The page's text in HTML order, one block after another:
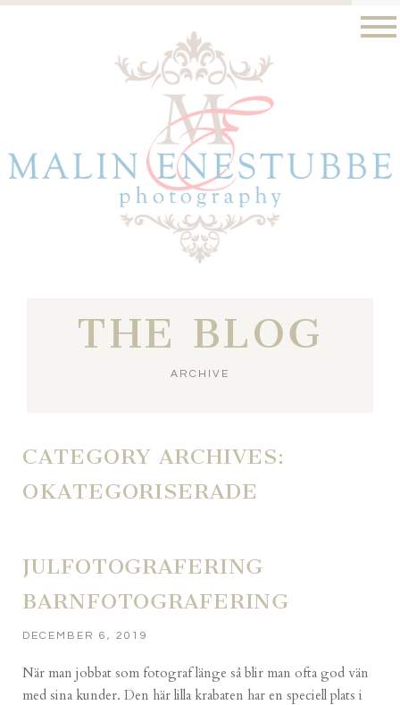
THE BLOG
ARCHIVE
CATEGORY ARCHIVES:
OKATEGORISERADE
JULFOTOGRAFERING
BARNFOTOGRAFERING
DECEMBER 6, 2019
När man jobbat som fotograf länge så blir man ofta god vän
med sina kunder. Den här lilla krabaten har en speciell plats i